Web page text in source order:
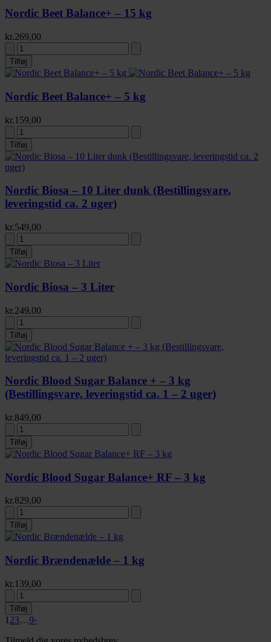
Nordic Beet Balance+ – 15 kg
kr.269,00
Tilføj
Nordic Beet Balance+ – 5 kg
kr.159,00
Tilføj
Nordic Biosa – 10 Liter dunk (Bestillingsvare,
leveringstid ca. 2 uger)
kr.549,00
Tilføj
Nordic Biosa – 3 Liter
kr.249,00
Tilføj
Nordic Blood Sugar Balance + – 3 kg
(Bestillingsvare, leveringstid ca. 1 – 2 uger)
kr.849,00
Tilføj
Nordic Blood Sugar Balance+ RF – 3 kg
kr.829,00
Tilføj
Nordic Brændenælde – 1 kg
kr.139,00
Tilføj
1 23…9›